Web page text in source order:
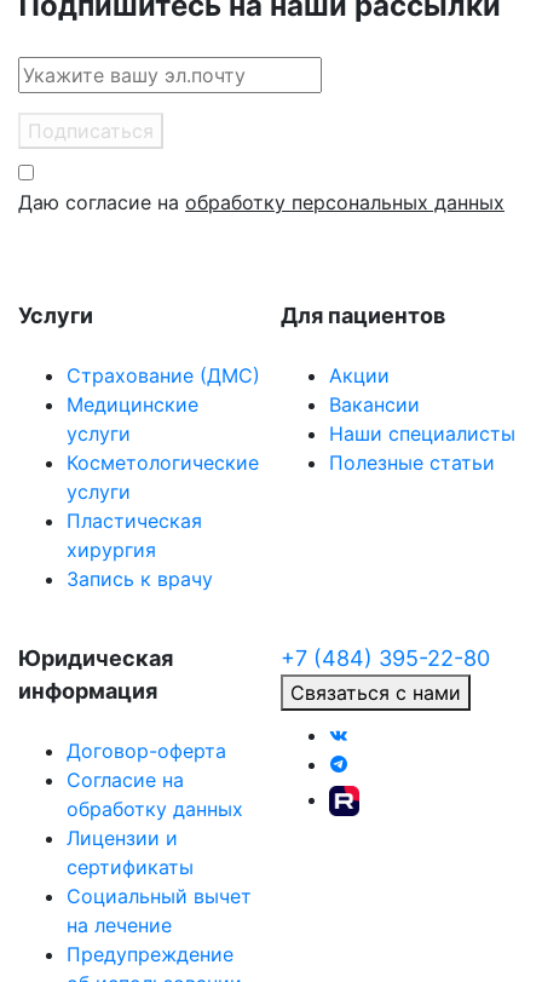
Подписаться
Даю согласие на обработку персональных данных
Услуги
Страхование (ДМС)
Медицинские
услуги
Косметологические
услуги
Пластическая
хирургия
Запись к врачу
Для пациентов
Акции
Вакансии
Наши специалисты
Полезные статьи
Юридическая
информация
Договор-оферта
Согласие на
обработку данных
Лицензии и
сертификаты
Социальный вычет
на лечение
Предупреждение
+7 (484) 395-22-80
Связаться с нами